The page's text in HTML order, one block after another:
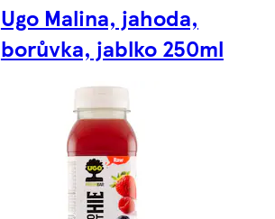
Ugo Malina, jahoda,
borůvka, jablko 250ml